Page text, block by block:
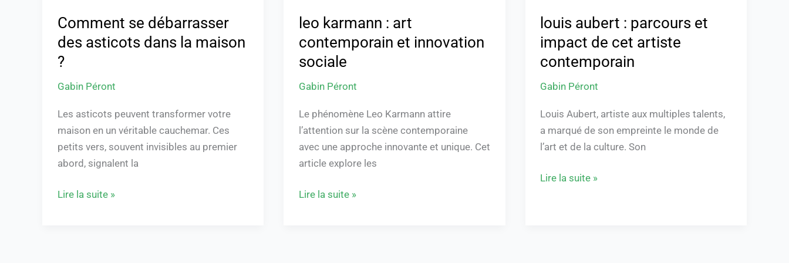
Comment se débarrasser
des asticots dans la maison
?
Gabin Péront
Les asticots peuvent transformer votre
maison en un véritable cauchemar. Ces
petits vers, souvent invisibles au premier
abord, signalent la
Lire la suite »
leo karmann : art
contemporain et innovation
sociale
Gabin Péront
Le phénomène Leo Karmann attire
l’attention sur la scène contemporaine
avec une approche innovante et unique. Cet
article explore les
Lire la suite »
louis aubert : parcours et
impact de cet artiste
contemporain
Gabin Péront
Louis Aubert, artiste aux multiples talents,
a marqué de son empreinte le monde de
l’art et de la culture. Son
contemporain
Lire la suite »